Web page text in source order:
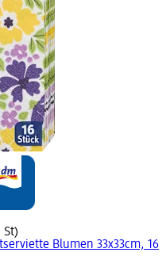
St)
Blumen 33x33cm, 16